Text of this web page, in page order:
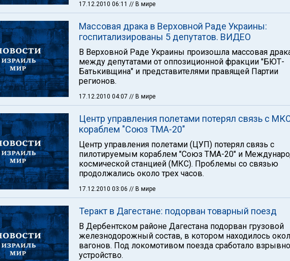
17.12.2010 06:11 // В мире
Массовая драка в Верховной Раде Украины:
госпитализированы 5 депутатов. ВИДЕО
В Верховной Раде Украины произошла массовая
между депутатами от оппозиционной фракции "БЮТ-
Батькивщина" и представителями правящей Партии
регионов.
17.12.2010 04:07 // В мире
Центр управления полетами потерял связь с
кораблем "Союз ТМА-20"
Центр управления полетами (ЦУП) потерял связь с
пилотируемым кораблем "Союз ТМА-20" и
космической станцией (МКС). Проблемы со связью
продолжались около трех часов.
17.12.2010 03:06 // В мире
Теракт в Дагестане: подорван товарный поезд
В Дербентском районе Дагестана подорван грузовой
железнодорожный состав, в котором находилось
вагонов. Под локомотивом поезда сработало
устройство.